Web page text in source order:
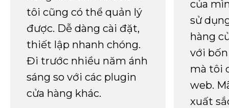
tôi cũng có thể quản lý
được. Dễ dàng cài đặt,
thiết lập nhanh chóng.
Đi trước nhiều năm ánh
sáng so với các plugin
cửa hàng khác.
của
sử
hàng
với
mà tôi
web.
xuất